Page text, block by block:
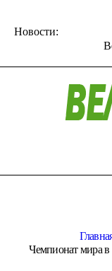
Новости:
Чемпионат мира в